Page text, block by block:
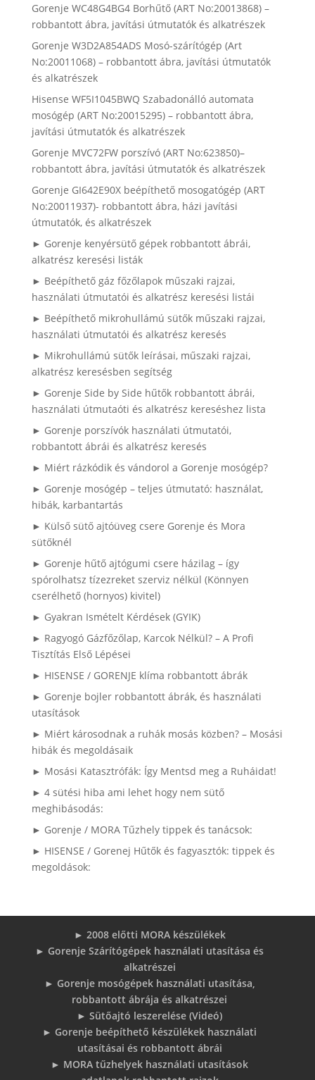
Gorenje WC48G4BG4 Borhűtő (ART No:20013868) –
robbantott ábra, javítási útmutatók és alkatrészek
Gorenje W3D2A854ADS Mosó-szárítógép (Art
No:20011068) – robbantott ábra, javítási útmutatók
és alkatrészek
Hisense WF5I1045BWQ Szabadonálló automata
mosógép (ART No:20015295) – robbantott ábra,
javítási útmutatók és alkatrészek
Gorenje MVC72FW porszívó (ART No:623850)–
robbantott ábra, javítási útmutatók és alkatrészek
Gorenje GI642E90X beépíthető mosogatógép (ART
No:20011937)- robbantott ábra, házi javítási
útmutatók, és alkatrészek
► Gorenje kenyérsütő gépek robbantott ábrái,
alkatrész keresési listák
► Beépíthető gáz főzőlapok műszaki rajzai,
használati útmutatói és alkatrész keresési listái
► Beépíthető mikrohullámú sütők műszaki rajzai,
használati útmutatói és alkatrész keresés
► Mikrohullámú sütők leírásai, műszaki rajzai,
alkatrész keresésben segítség
► Gorenje Side by Side hűtők robbantott ábrái,
használati útmutaóti és alkatrész kereséshez lista
► Gorenje porszívók használati útmutatói,
robbantott ábrái és alkatrész keresés
► Miért rázkódik és vándorol a Gorenje mosógép?
► Gorenje mosógép – teljes útmutató: használat,
hibák, karbantartás
► Külső sütő ajtóüveg csere Gorenje és Mora
sütőknél
► Gorenje hűtő ajtógumi csere házilag – így
spórolhatsz tízezreket szerviz nélkül (Könnyen
cserélhető (hornyos) kivitel)
► Gyakran Ismételt Kérdések (GYIK)
► Ragyogó Gázfőzőlap, Karcok Nélkül? – A Profi
Tisztítás Első Lépései
► HISENSE / GORENJE klíma robbantott ábrák
► Gorenje bojler robbantott ábrák, és használati
utasítások
► Miért károsodnak a ruhák mosás közben? – Mosási
hibák és megoldásaik
► Mosási Katasztrófák: Így Mentsd meg a Ruháidat!
► 4 sütési hiba ami lehet hogy nem sütő
meghibásodás:
► Gorenje / MORA Tűzhely tippek és tanácsok:
► HISENSE / Gorenej Hűtők és fagyasztók: tippek és
megoldások:
► 2008 előtti MORA készülékek
► Gorenje Szárítógépek használati utasítása és
alkatrészei
► Gorenje mosógépek használati utasítása,
robbantott ábrája és alkatrészei
► Sütőajtó leszerelése (Videó)
► Gorenje beépíthető készülékek használati
utasításai és robbantott ábrái
► MORA tűzhelyek használati utasítások